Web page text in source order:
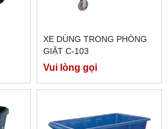
XE DÙNG TRONG PHÒNG
GIẶT C-103
Vui lòng gọi